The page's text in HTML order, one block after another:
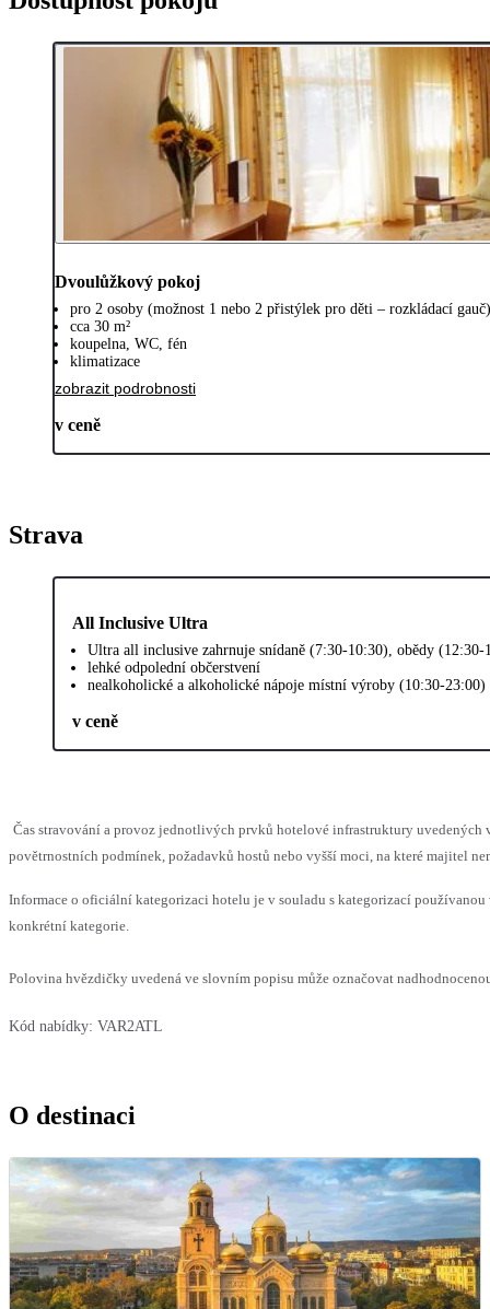
Dvoulůžkový pokoj
pro 2 osoby (možnost 1 nebo 2 přistýlek pro děti – rozkládací gauč)
cca 30 m²
koupelna, WC, fén
klimatizace
zobrazit podrobnosti
v ceně
Strava
All Inclusive Ultra
Ultra all inclusive zahrnuje snídaně (7:30-10:30), obědy
lehké odpolední občerstvení
nealkoholické a alkoholické nápoje místní výroby (10:30-23:00)
v ceně
Čas stravování a provoz jednotlivých prvků hotelové infrastruktury uvedených
povětrnostních podmínek, požadavků hostů nebo vyšší moci, na které majitel
Informace o oficiální kategorizaci hotelu je v souladu s kategorizací
konkrétní kategorie.
Polovina hvězdičky uvedená ve slovním popisu může označovat
Kód nabídky: VAR2ATL
O destinaci